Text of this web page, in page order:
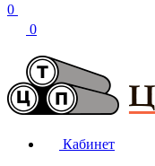
0
0
Кабинет